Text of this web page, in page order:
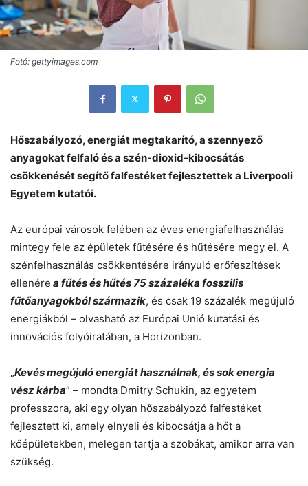
Fotó: gettyimages.com
Hőszabályozó, energiát megtakarító, a szennyező
anyagokat felfaló és a szén-dioxid-kibocsátás
csökkenését segítő falfestéket fejlesztettek a Liverpooli
Egyetem kutatói.
Az európai városok felében az éves energiafelhasználás
mintegy fele az épületek fűtésére és hűtésére megy el. A
szénfelhasználás csökkentésére irányuló erőfeszítések
ellenére a fűtés és hűtés 75 százaléka fosszilis
fűtőanyagokból származik, és csak 19 százalék megújuló
energiákból – olvasható az Európai Unió kutatási és
innovációs folyóiratában, a Horizonban.
„Kevés megújuló energiát használnak, és sok energia
vész kárba” – mondta Dmitry Schukin, az egyetem
professzora, aki egy olyan hőszabályozó falfestéket
fejlesztett ki, amely elnyeli és kibocsátja a hőt a
kőépületekben, melegen tartja a szobákat, amikor arra van
szükség.